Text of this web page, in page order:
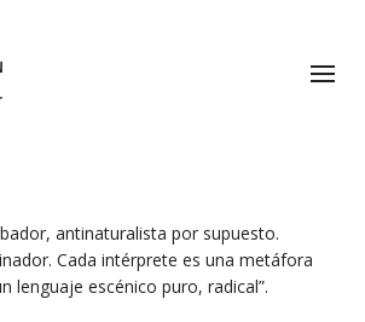
antinaturalista por supuesto.
Cada intérprete es una metáfora
lenguaje escénico puro, radical”.